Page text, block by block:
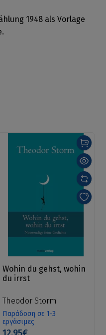
1948 als Vorlage
Wohin du gehst, wohin
du irrst
Theodor Storm
Παράδοση σε 1-3
εργάσιμες